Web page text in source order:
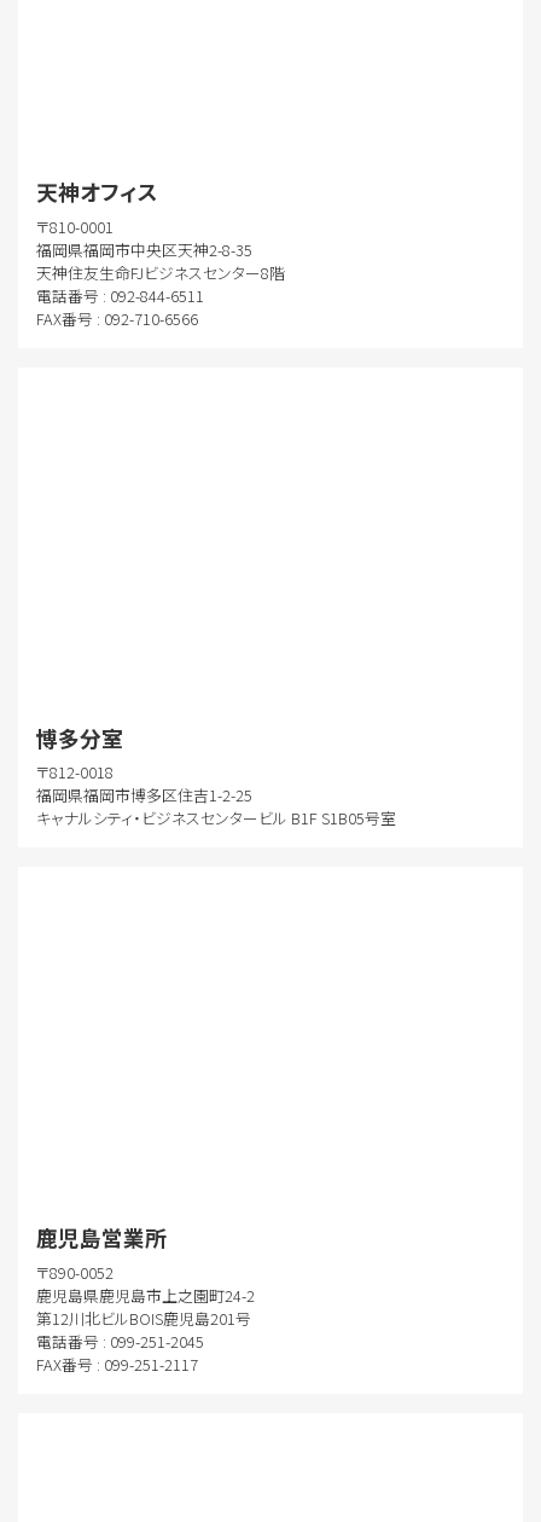
天神オフィス
〒810-0001
福岡県福岡市中央区天神2-8-35
天神住友生命FJビジネスセンター8階
電話番号 : 092-844-6511
FAX番号 : 092-710-6566
博多分室
〒812-0018
福岡県福岡市博多区住吉1-2-25
キャナルシティ・ビジネスセンタービル B1F S1B05号室
鹿児島営業所
〒890-0052
鹿児島県鹿児島市上之園町24-2
第12川北ビルBOIS鹿児島201号
電話番号 : 099-251-2045
FAX番号 : 099-251-2117